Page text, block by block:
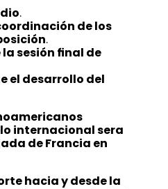
.
de los
.
sesión final de
el desarrollo del
internacional sera
de Francia en
hacia y desde la